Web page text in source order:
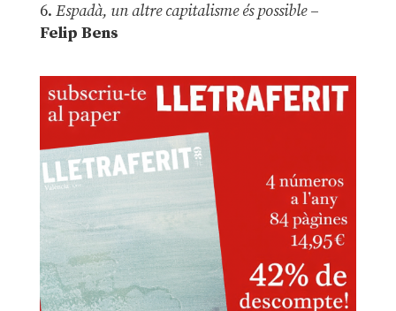
6. Espadà, un altre capitalisme és possible –
Felip Bens